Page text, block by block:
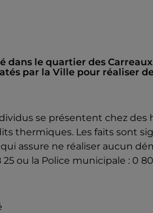
dans le quartier des
par la Ville pour réaliser
se présentent chez des
thermiques. Les faits sont
assure ne réaliser aucun
ou la Police municipale : 0